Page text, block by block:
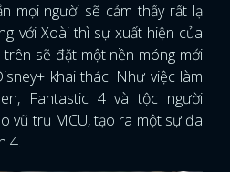
mọi người sẽ cảm thấy rất lạ
với Xoài thì sự xuất hiện của
sẽ đặt một nền móng mới
khai thác. Như việc làm
Fantastic 4 và tộc người
vũ trụ MCU, tạo ra một sự đa
4.